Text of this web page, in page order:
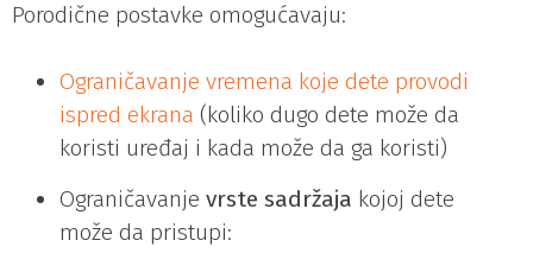
Porodične postavke omogućavaju:
Ograničavanje vremena koje dete provodi
ispred ekrana (koliko dugo dete može da
koristi uređaj i kada može da ga koristi)
Ograničavanje vrste sadržaja kojoj dete
može da pristupi: